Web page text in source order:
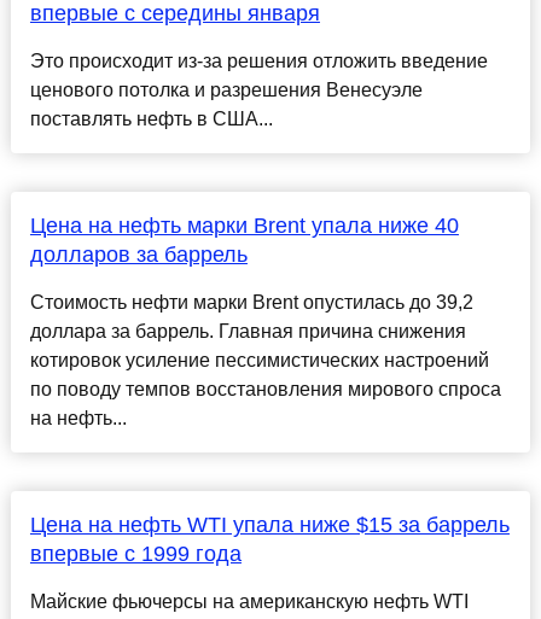
впервые с середины января
Это происходит из-за решения отложить введение
ценового потолка и разрешения Венесуэле
поставлять нефть в США...
Цена на нефть марки Brent упала ниже 40
долларов за баррель
Стоимость нефти марки Brent опустилась до 39,2
доллара за баррель. Главная причина снижения
котировок усиление пессимистических настроений
по поводу темпов восстановления мирового спроса
на нефть...
Цена на нефть WTI упала ниже $15 за баррель
впервые с 1999 года
Майские фьючерсы на американскую нефть WTI